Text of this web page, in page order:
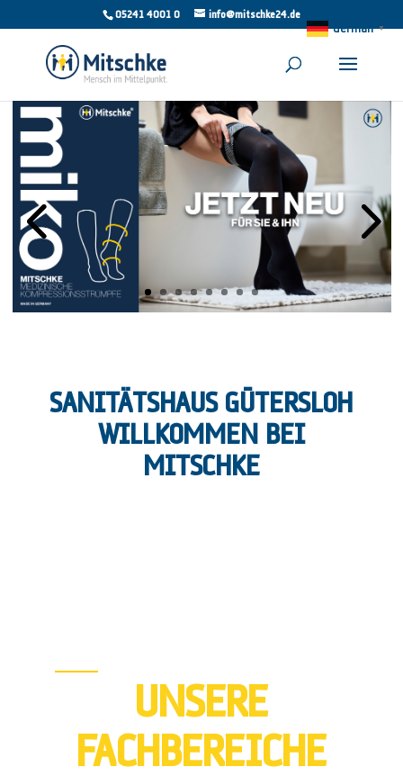
05241 4001 0 info@mitschke24.de
SANITÄTSHAUS GÜTERSLOH
WILLKOMMEN BEI
MITSCHKE
UNSERE
FACHBEREICHE
German ▼